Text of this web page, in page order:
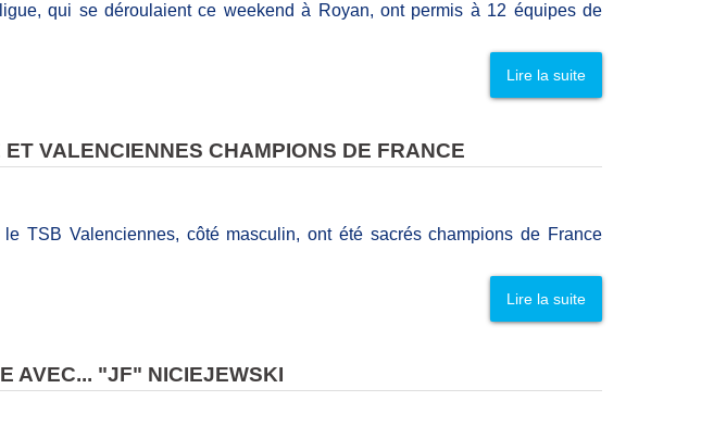
qui se déroulaient ce weekend à Royan, ont permis à 12 équipes de
Lire la suite
VALENCIENNES CHAMPIONS DE FRANCE
TSB Valenciennes, côté masculin, ont été sacrés champions de France
Lire la suite
AVEC... "JF" NICIEJEWSKI